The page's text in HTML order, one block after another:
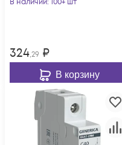
В наличии: 100+ шт
324,29 ₽
В корзину